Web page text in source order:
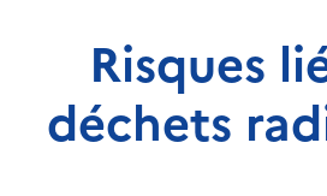
Risques
déchets